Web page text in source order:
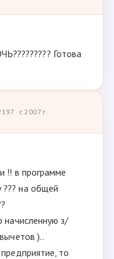
Готова
· с 2007 г.
!! в программе
на общей
начисленную з/
)..
то